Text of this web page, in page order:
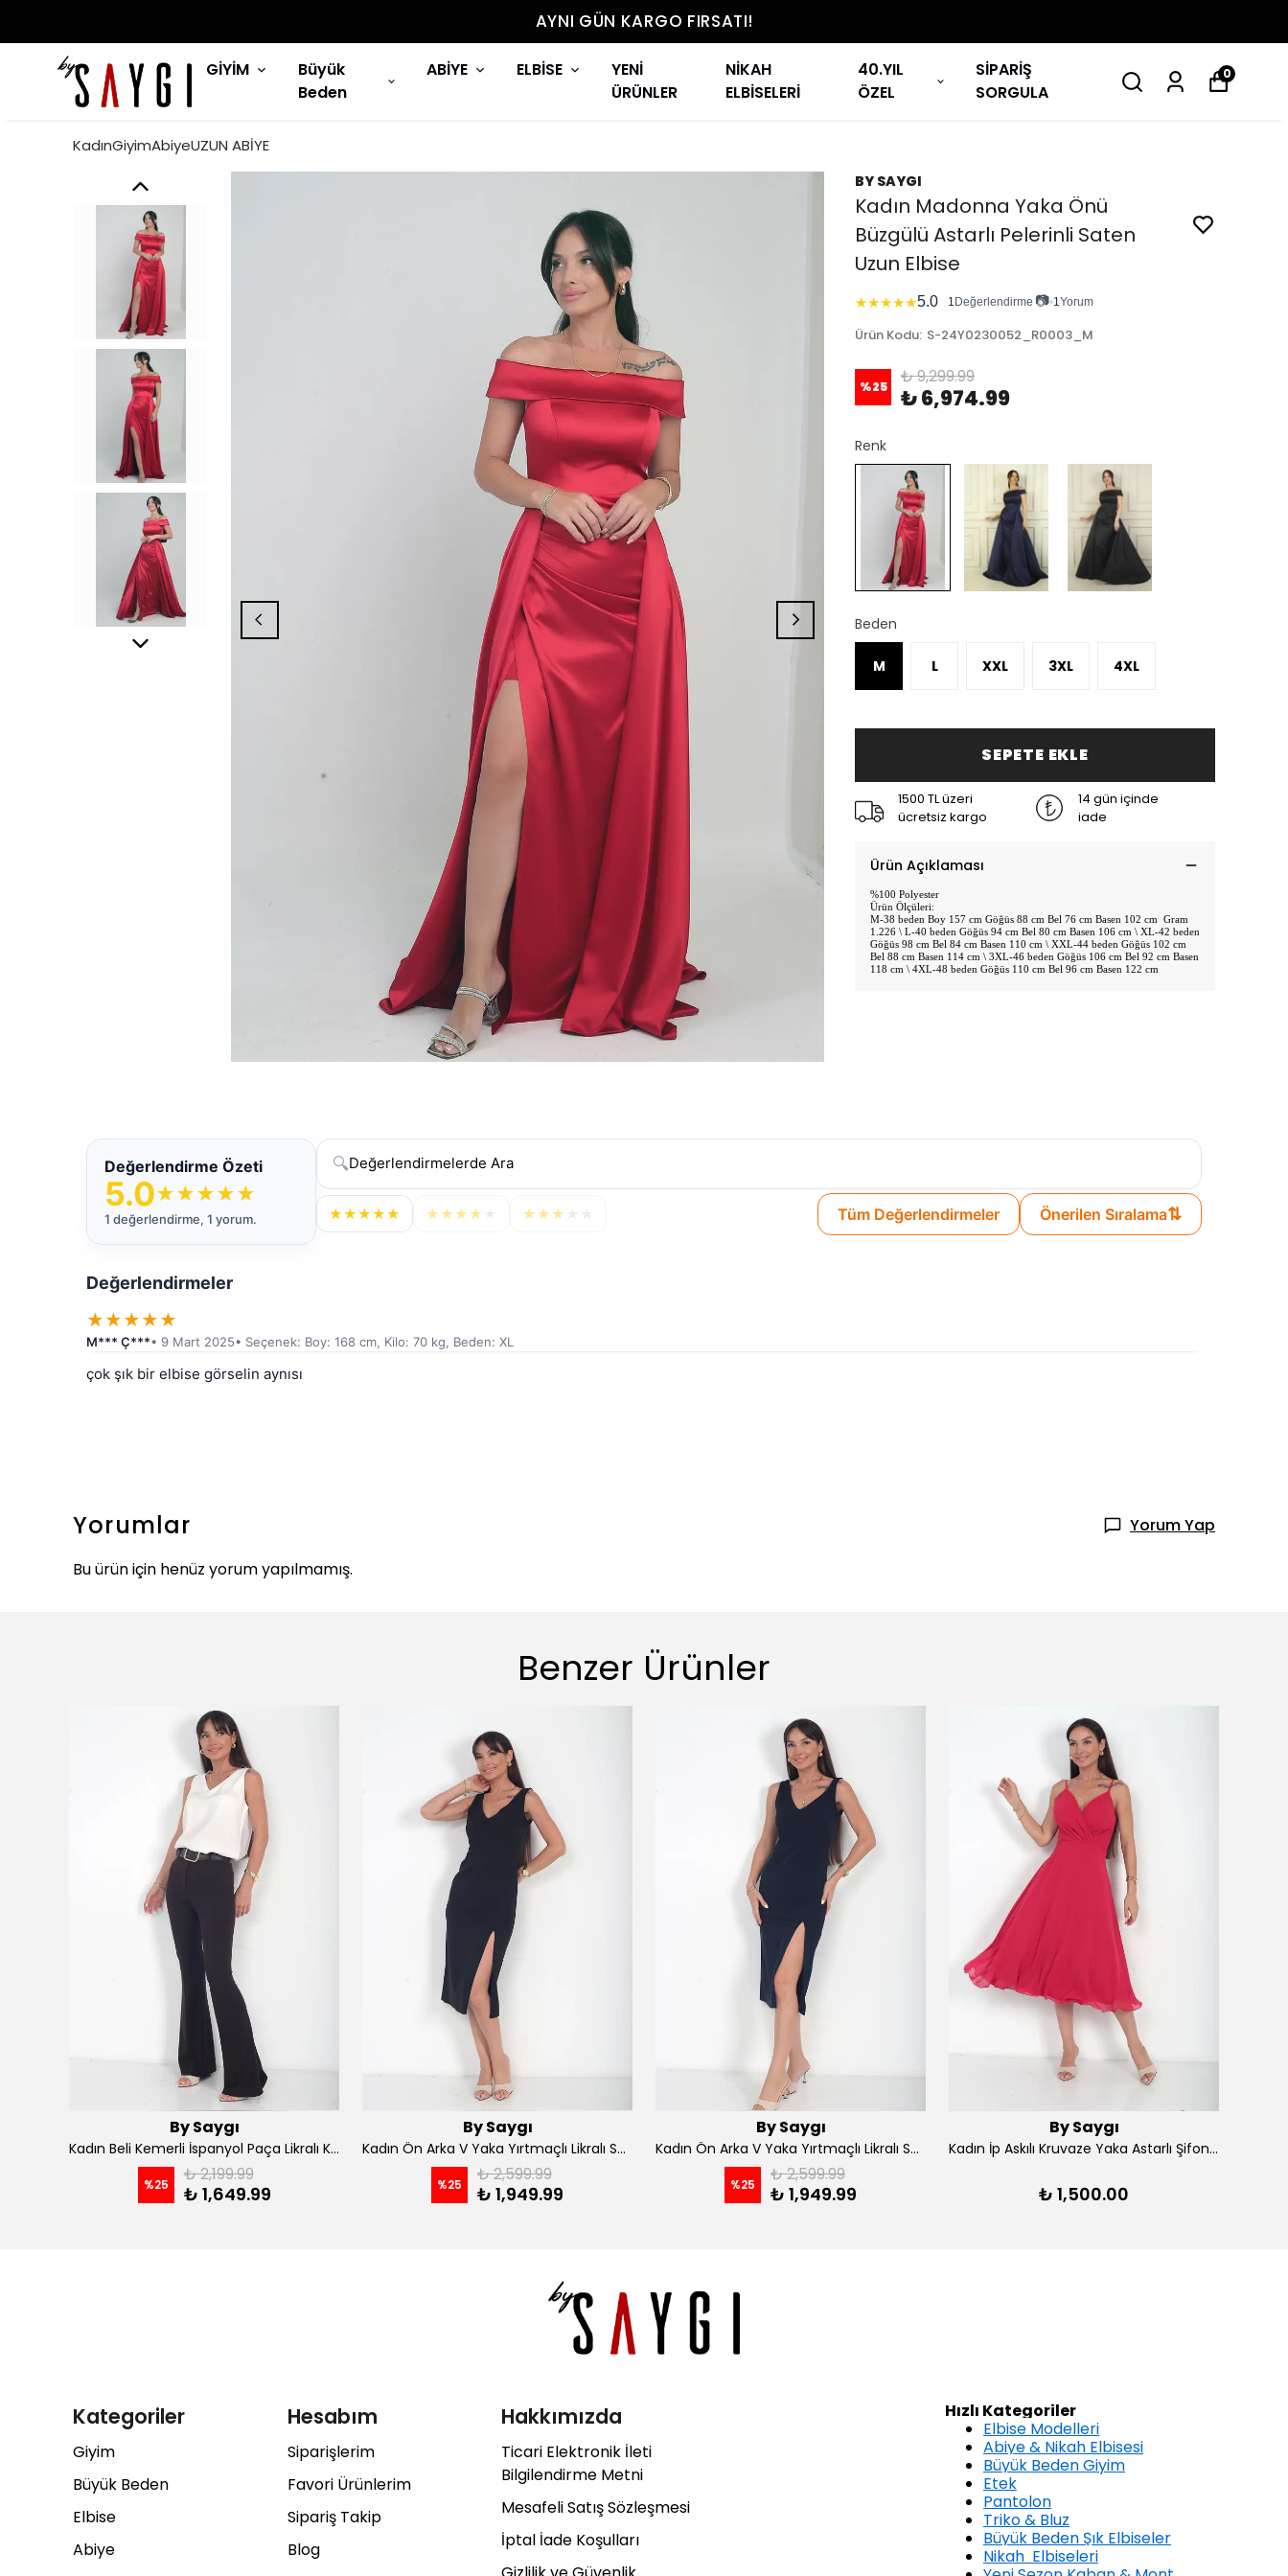
AYNI GÜN KARGO FIRSATI!
GİYİM
Büyük
Beden
ABİYE ELBİSE
YENİ
ÜRÜNLER
NİKAH
ELBİSELERİ
40.YIL
ÖZEL
SİPARİŞ
SORGULA
0
KadınGiyimAbiyeUZUN ABİYE
BY SAYGI
Kadın Madonna Yaka Önü
Büzgülü Astarlı Pelerinli Saten
Uzun Elbise
★★★★★5.0 1 Değerlendirme 📷•1Yorum
Ürün Kodu: S-24Y0230052_R0003_M
%25 ₺ 9,299.99
₺ 6,974.99
Renk
Beden
M L XXL 3XL 4XL
SEPETE EKLE
1500 TL üzeri
ücretsiz kargo
14 gün içinde
iade
Ürün Açıklaması
%100 Polyester
Ürün Ölçüleri:
M-38 beden Boy 157 cm Göğüs 88 cm Bel 76 cm Basen 102 cm Gram
1.226 \ L-40 beden Göğüs 94 cm Bel 80 cm Basen 106 cm \ XL-42 beden
Göğüs 98 cm Bel 84 cm Basen 110 cm \ XXL-44 beden Göğüs 102 cm
Bel 88 cm Basen 114 cm \ 3XL-46 beden Göğüs 106 cm Bel 92 cm Basen
118 cm \ 4XL-48 beden Göğüs 110 cm Bel 96 cm Basen 122 cm
Değerlendirme Özeti
5.0★★★★★
1 değerlendirme, 1 yorum.
🔍
★★★★★ ★ ★ ★ ★ ★ ★ ★ Tüm Değerlendirmeler Önerilen Sıralama⇅
Değerlendirmeler
★★★★★
M*** Ç***• 9 Mart 2025• Seçenek: Boy: 168 cm, Kilo: 70 kg, Beden: XL
çok şık bir elbise görselin aynısı
Yorumlar
Yorum Yap
Bu ürün için henüz yorum yapılmamış.
Benzer Ürünler
By Saygı
Kadın Beli Kemerli İspanyol Paça Likralı Krep Pantolon - Kahve
%25 ₺ 2,199.99
₺ 1,649.99
By Saygı
Kadın Ön Arka V Yaka Yırtmaçlı Likralı Scuba Midi Elbise - Siyah
%25 ₺ 2,599.99
₺ 1,949.99
By Saygı
Kadın Ön Arka V Yaka Yırtmaçlı Likralı Scuba Midi Elbise - Lacivert
%25 ₺ 2,599.99
₺ 1,949.99
By Saygı
Kadın İp Askılı Kruvaze Yaka Astarlı Şifon Kloş Midi Elbise - Kırmızı
₺ 1,500.00
Kategoriler
Giyim
Büyük Beden
Elbise
Abiye
Hesabım
Siparişlerim
Favori Ürünlerim
Sipariş Takip
Blog
Hakkımızda
Ticari Elektronik İleti
Bilgilendirme Metni
Mesafeli Satış Sözleşmesi
İptal İade Koşulları
Hızlı Kategoriler
Elbise Modelleri
Abiye & Nikah Elbisesi
Büyük Beden Giyim
Etek
Pantolon
Triko & Bluz
Büyük Beden Şık Elbiseler
Nikah Elbiseleri